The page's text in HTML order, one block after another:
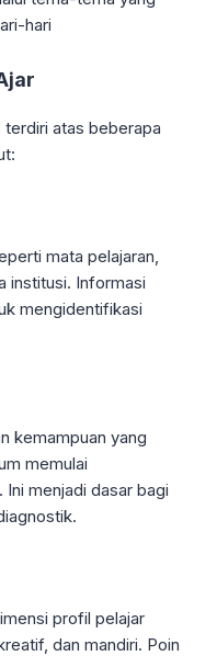
hari
terdiri atas beberapa
mata pelajaran,
institusi. Informasi
mengidentifikasi
kemampuan yang
memulai
menjadi dasar bagi
profil pelajar
dan mandiri. Poin